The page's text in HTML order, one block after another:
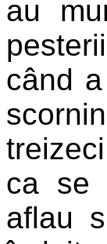
au
când
ca se
aflau